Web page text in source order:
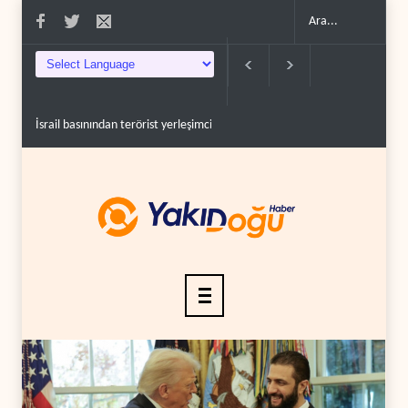
terörist yerleşimcilere destek itiraf..